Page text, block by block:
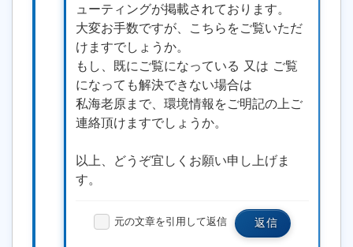
ューティングが掲載されております。
大変お手数ですが、こちらをご覧いただ
けますでしょうか。
もし、既にご覧になっている 又は ご覧
になっても解決できない場合は
私海老原まで、環境情報をご明記の上ご
連絡頂けますでしょうか。
以上、どうぞ宜しくお願い申し上げま
す。
元の文章を引用して返信 返信